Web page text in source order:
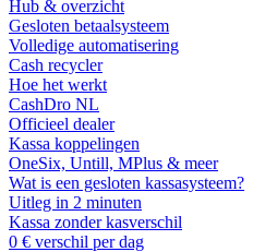
Hub & overzicht
Gesloten betaalsysteem
Volledige automatisering
Cash recycler
Hoe het werkt
CashDro NL
Officieel dealer
Kassa koppelingen
OneSix, Untill, MPlus & meer
Wat is een gesloten kassasysteem?
Uitleg in 2 minuten
Kassa zonder kasverschil
0 € verschil per dag